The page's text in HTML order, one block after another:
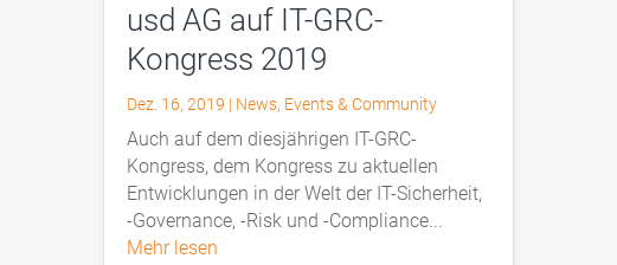
usd AG auf IT-GRC-
Kongress 2019
Dez. 16, 2019 | News, Events & Community
Auch auf dem diesjährigen IT-GRC-
Kongress, dem Kongress zu aktuellen
Entwicklungen in der Welt der IT-Sicherheit,
-Governance, -Risk und -Compliance...
mehr lesen